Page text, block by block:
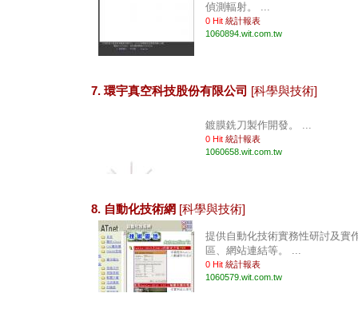
偵測輻射。 ...
0 Hit 統計報表
1060894.wit.com.tw
7. 環宇真空科技股份有限公司 [科學與技術]
鍍膜銑刀製作開發。 ...
0 Hit 統計報表
1060658.wit.com.tw
8. 自動化技術網 [科學與技術]
提供自動化技術實務性研討及實
區、網站連結等。 ...
0 Hit 統計報表
1060579.wit.com.tw